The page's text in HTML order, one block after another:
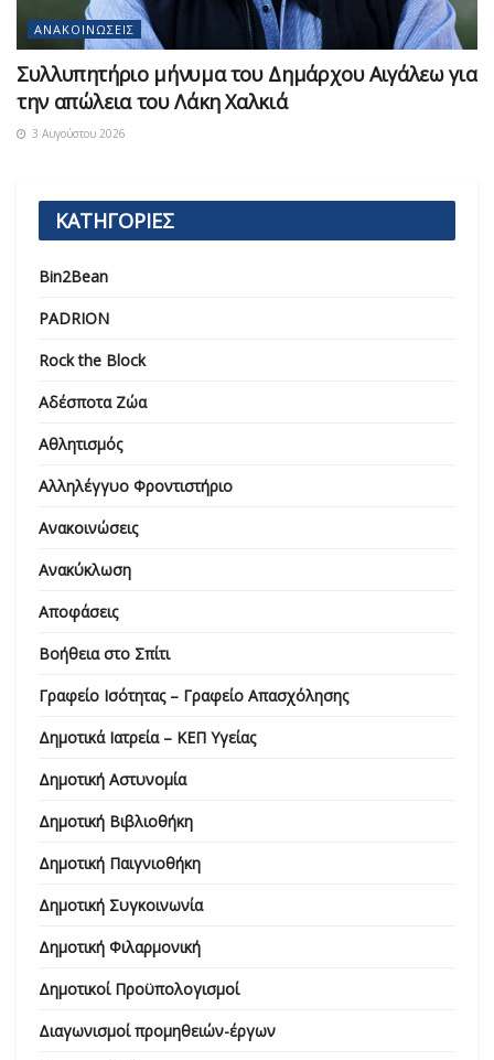
ΑΝΑΚΟΙΝΏΣΕΙΣ
Συλλυπητήριο μήνυμα του Δημάρχου Αιγάλεω για
την απώλεια του Λάκη Χαλκιά
3 Αυγούστου 2026
ΚΑΤΗΓΟΡΙΕΣ
Bin2Bean
PADRION
Rock the Block
Αδέσποτα Ζώα
Αθλητισμός
Αλληλέγγυο Φροντιστήριο
Ανακοινώσεις
Ανακύκλωση
Αποφάσεις
Βοήθεια στο Σπίτι
Γραφείο Ισότητας – Γραφείο Απασχόλησης
Δημοτικά Ιατρεία – ΚΕΠ Υγείας
Δημοτική Αστυνομία
Δημοτική Βιβλιοθήκη
Δημοτική Παιγνιοθήκη
Δημοτική Συγκοινωνία
Δημοτική Φιλαρμονική
Δημοτικοί Προϋπολογισμοί
Διαγωνισμοί προμηθειών-έργων